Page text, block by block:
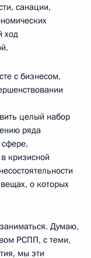
санации,
ход
с бизнесом,
целый набор
ряда
сфере,
кризисной
о которых
Думаю,
РСПП, с теми,
мы эти